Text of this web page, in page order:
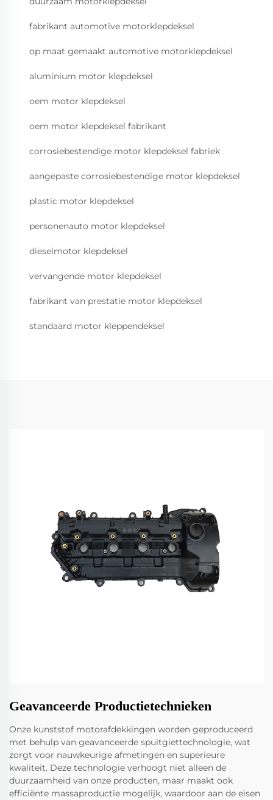
fabrikant automotive motorklepdeksel
op maat gemaakt automotive motorklepdeksel
aluminium motor klepdeksel
oem motor klepdeksel
oem motor klepdeksel fabrikant
corrosiebestendige motor klepdeksel fabriek
aangepaste corrosiebestendige motor klepdeksel
plastic motor klepdeksel
personenauto motor klepdeksel
dieselmotor klepdeksel
vervangende motor klepdeksel
fabrikant van prestatie motor klepdeksel
standaard motor kleppendeksel
Geavanceerde Productietechnieken
Onze kunststof motorafdekkingen worden geproduceerd
met behulp van geavanceerde spuitgiettechnologie, wat
zorgt voor nauwkeurige afmetingen en superieure
kwaliteit. Deze technologie verhoogt niet alleen de
duurzaamheid van onze producten, maar maakt ook
efficiënte massaproductie mogelijk, waardoor aan de eisen